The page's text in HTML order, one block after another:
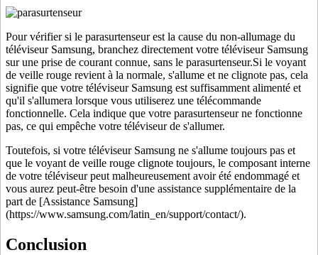
Pour vérifier si le parasurtenseur est la cause du non-allumage du
téléviseur Samsung, branchez directement votre téléviseur Samsung
sur une prise de courant connue, sans le parasurtenseur.Si le voyant
de veille rouge revient à la normale, s'allume et ne clignote pas, cela
signifie que votre téléviseur Samsung est suffisamment alimenté et
qu'il s'allumera lorsque vous utiliserez une télécommande
fonctionnelle. Cela indique que votre parasurtenseur ne fonctionne
pas, ce qui empêche votre téléviseur de s'allumer.
Toutefois, si votre téléviseur Samsung ne s'allume toujours pas et
que le voyant de veille rouge clignote toujours, le composant interne
de votre téléviseur peut malheureusement avoir été endommagé et
vous aurez peut-être besoin d'une assistance supplémentaire de la
part de [Assistance Samsung]
(https://www.samsung.com/latin_en/support/contact/).
Conclusion